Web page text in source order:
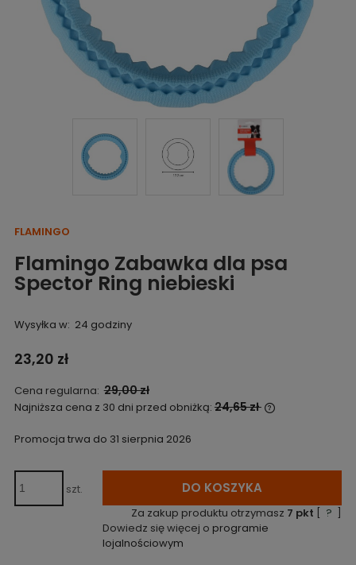
FLAMINGO
Flamingo Zabawka dla psa
Spector Ring niebieski
Wysyłka w: 24 godziny
23,20 zł
Cena regularna: 29,00 zł
Najniższa cena z 30 dni przed obniżką: 24,65 zł
pojawił się w
Promocja trwa do 31 sierpnia 2026
szt. DO KOSZYKA
Za zakup produktu otrzymasz 7 pkt [ ? ]
Dowiedz się więcej o programie
lojalnościowym